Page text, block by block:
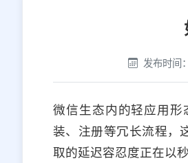
发布时
微信生态内的轻应用
装、注册等冗长流程，
取的延迟容忍度正在以